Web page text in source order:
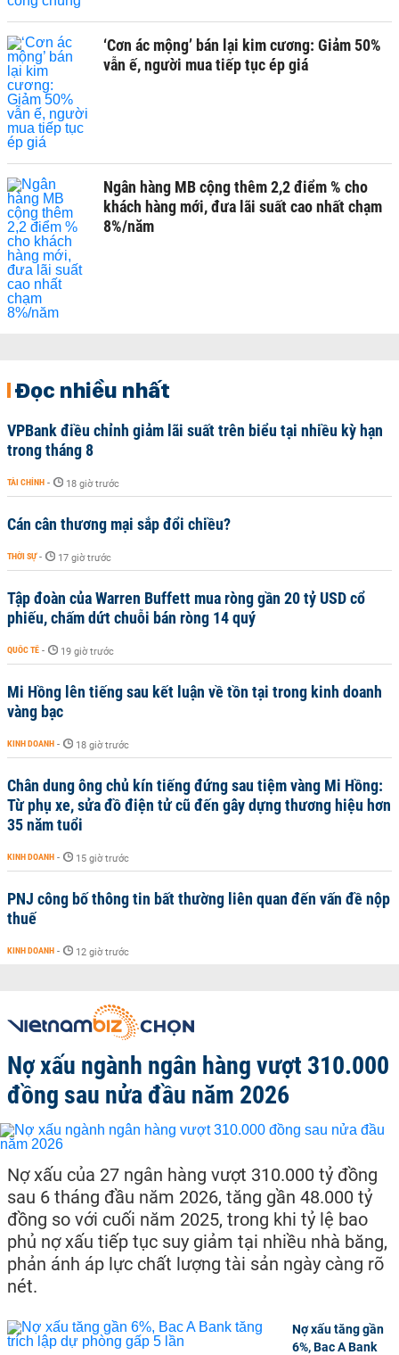
‘Cơn ác mộng’ bán lại kim cương: Giảm 50%
vẫn ế, người mua tiếp tục ép giá
Ngân hàng MB cộng thêm 2,2 điểm % cho
khách hàng mới, đưa lãi suất cao nhất chạm
8%/năm
Đọc nhiều nhất
VPBank điều chỉnh giảm lãi suất trên biểu tại nhiều kỳ hạn
trong tháng 8
TÀI CHÍNH - 18 giờ trước
Cán cân thương mại sắp đổi chiều?
THỜI SỰ - 17 giờ trước
Tập đoàn của Warren Buffett mua ròng gần 20 tỷ USD cổ
phiếu, chấm dứt chuỗi bán ròng 14 quý
QUỐC TẾ - 19 giờ trước
Mi Hồng lên tiếng sau kết luận về tồn tại trong kinh doanh
vàng bạc
KINH DOANH - 18 giờ trước
Chân dung ông chủ kín tiếng đứng sau tiệm vàng Mi Hồng:
Từ phụ xe, sửa đồ điện tử cũ đến gây dựng thương hiệu hơn
35 năm tuổi
KINH DOANH - 15 giờ trước
PNJ công bố thông tin bất thường liên quan đến vấn đề nộp
thuế
KINH DOANH - 12 giờ trước
Nợ xấu ngành ngân hàng vượt 310.000
đồng sau nửa đầu năm 2026
Nợ xấu của 27 ngân hàng vượt 310.000 tỷ đồng
sau 6 tháng đầu năm 2026, tăng gần 48.000 tỷ
đồng so với cuối năm 2025, trong khi tỷ lệ bao
phủ nợ xấu tiếp tục suy giảm tại nhiều nhà băng,
phản ánh áp lực chất lượng tài sản ngày càng rõ
nét.
Nợ xấu tăng gần
6%, Bac A Bank